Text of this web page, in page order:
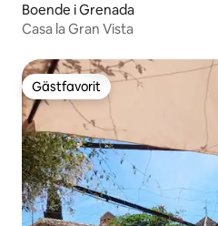
Boende i Grenada
Casa la Gran Vista
Gästfavorit
Gästfavorit